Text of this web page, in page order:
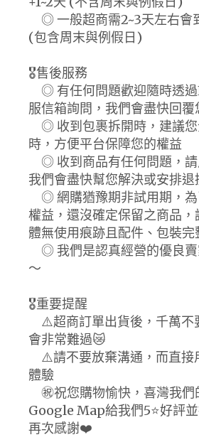
◎ 一般超商需2~3天左右會
(包含周末與例假日)
🎖️售後服務
◎ 有任何問題歡迎隨時透
服信箱詢問，我們會盡快回覆
◎ 收到包裹拆開時，建議您
時，方便平台保障您的權益
◎ 收到商品有任何問題，請
我們會盡快幫您解決或安排退
◎ 網購猶豫期非試用期，為
權益，還沒確定保留之商品
體無使用痕跡且配件、包裝完
◎ 我們是認真經營的優良賣
～
🎖️重要提醒
⚠️超商訂單出貨後，千萬不
會非常難過😿
⚠️請不要放棄溝通，而直接
體驗
㊗️祝您購物愉快，喜灣我們
Google Map給我們5⭐好評
再次感謝❤️